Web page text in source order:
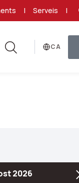
| Serveis |
Idioma
2026